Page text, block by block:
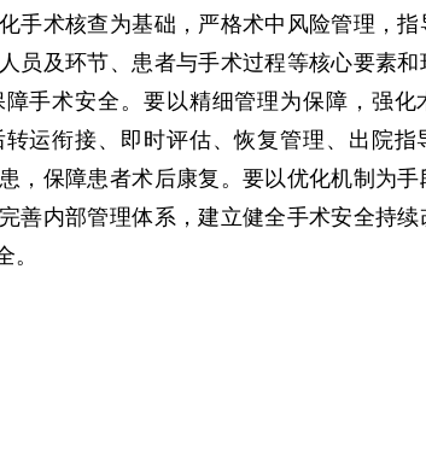
手术核查为基础，严格术中风险管理，指
员及环节、患者与手术过程等核心要素
手术安全。要以精细管理为保障，强化
运衔接、即时评估、恢复管理、出院指
，保障患者术后康复。要以优化机制为手
善内部管理体系，建立健全手术安全持续
。